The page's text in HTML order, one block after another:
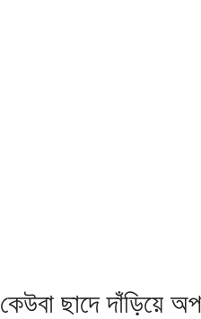
কেউবা ছাদে দাঁড়িয়ে